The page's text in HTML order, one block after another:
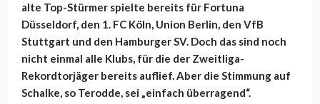
alte Top-Stürmer spielte bereits für Fortuna
Düsseldorf, den 1. FC Köln, Union Berlin, den VfB
Stuttgart und den Hamburger SV. Doch das sind noch
nicht einmal alle Klubs, für die der Zweitliga-
Rekordtorjäger bereits auflief. Aber die Stimmung auf
Schalke, so Terodde, sei „einfach überragend“.